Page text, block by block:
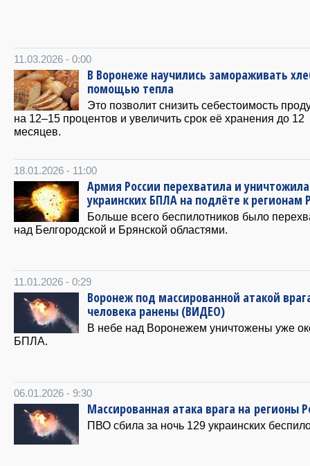
11.03.2026 - 0:00
В Воронеже научились замораживать
помощью тепла
Это позволит снизить себестоимость
на 12–15 процентов и увеличить срок её хранения до 12
месяцев.
18.01.2026 - 11:00
Армия России перехватила и
украинских БПЛА на подлёте к регионам
Больше всего беспилотников было
над Белгородской и Брянской областями.
11.01.2026 - 0:29
Воронеж под массированной атакой
человека ранены (ВИДЕО)
В небе над Воронежем уничтожены уже
БПЛА.
06.01.2026 - 9:30
Массированная атака врага на регионы
ПВО сбила за ночь 129 украинских